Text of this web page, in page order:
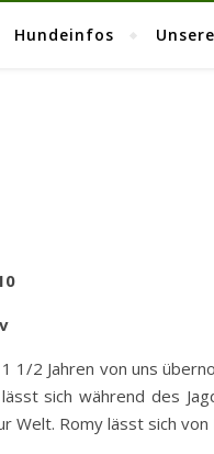
Hundeinfos
1/2 Jahren von uns
sich während des
Welt. Romy lässt sich